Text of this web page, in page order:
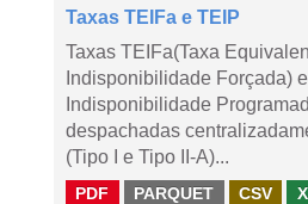
Taxas TEIFa e TEIP
Taxas TEIFa(Taxa
Indisponibilidade Forçada)
Indisponibilidade
despachadas
(Tipo I e Tipo II-A)...
PDF PARQUET CSV